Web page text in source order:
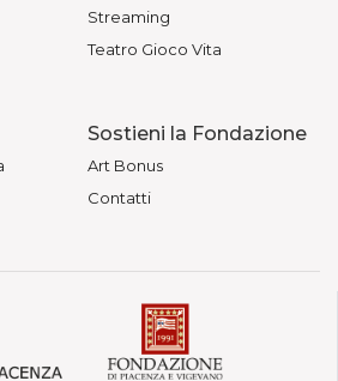
Streaming
Teatro Gioco Vita
Sostieni la Fondazione
Art Bonus
Contatti